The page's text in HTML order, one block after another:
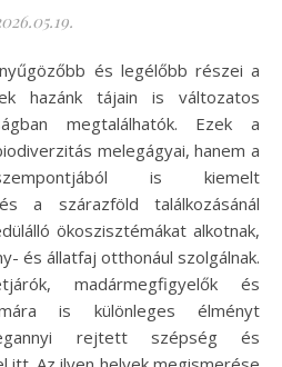
hazánk tájain is változatos
megtalálhatók. Ezek a
melegágyai, hanem a
is kiemelt
a szárazföld találkozásánál
ökoszisztémákat alkotnak,
és állatfaj otthonául szolgálnak.
madármegfigyelők és
is különleges élményt
rejtett szépség és